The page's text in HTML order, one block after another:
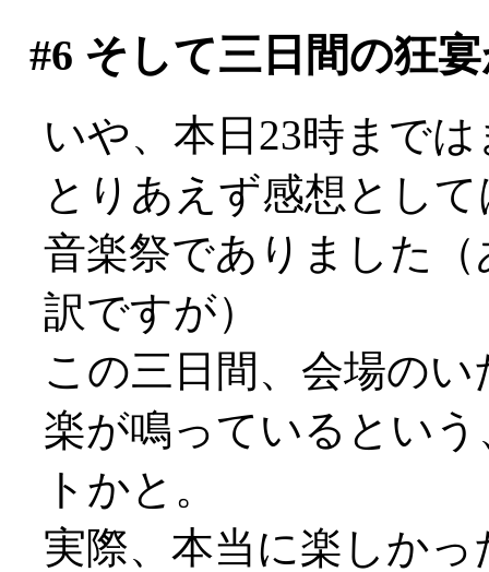
#6 そして三日間の狂
いや、本日23時まで
とりあえず感想とし
音楽祭でありました
訳ですが）
この三日間、会場の
楽が鳴っているとい
トかと。
実際、本当に楽しか